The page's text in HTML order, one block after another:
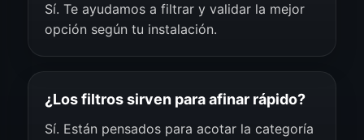
Sí. Te ayudamos a filtrar y validar la mejor
opción según tu instalación.
¿Los filtros sirven para afinar rápido?
Sí. Están pensados para acotar la categoría